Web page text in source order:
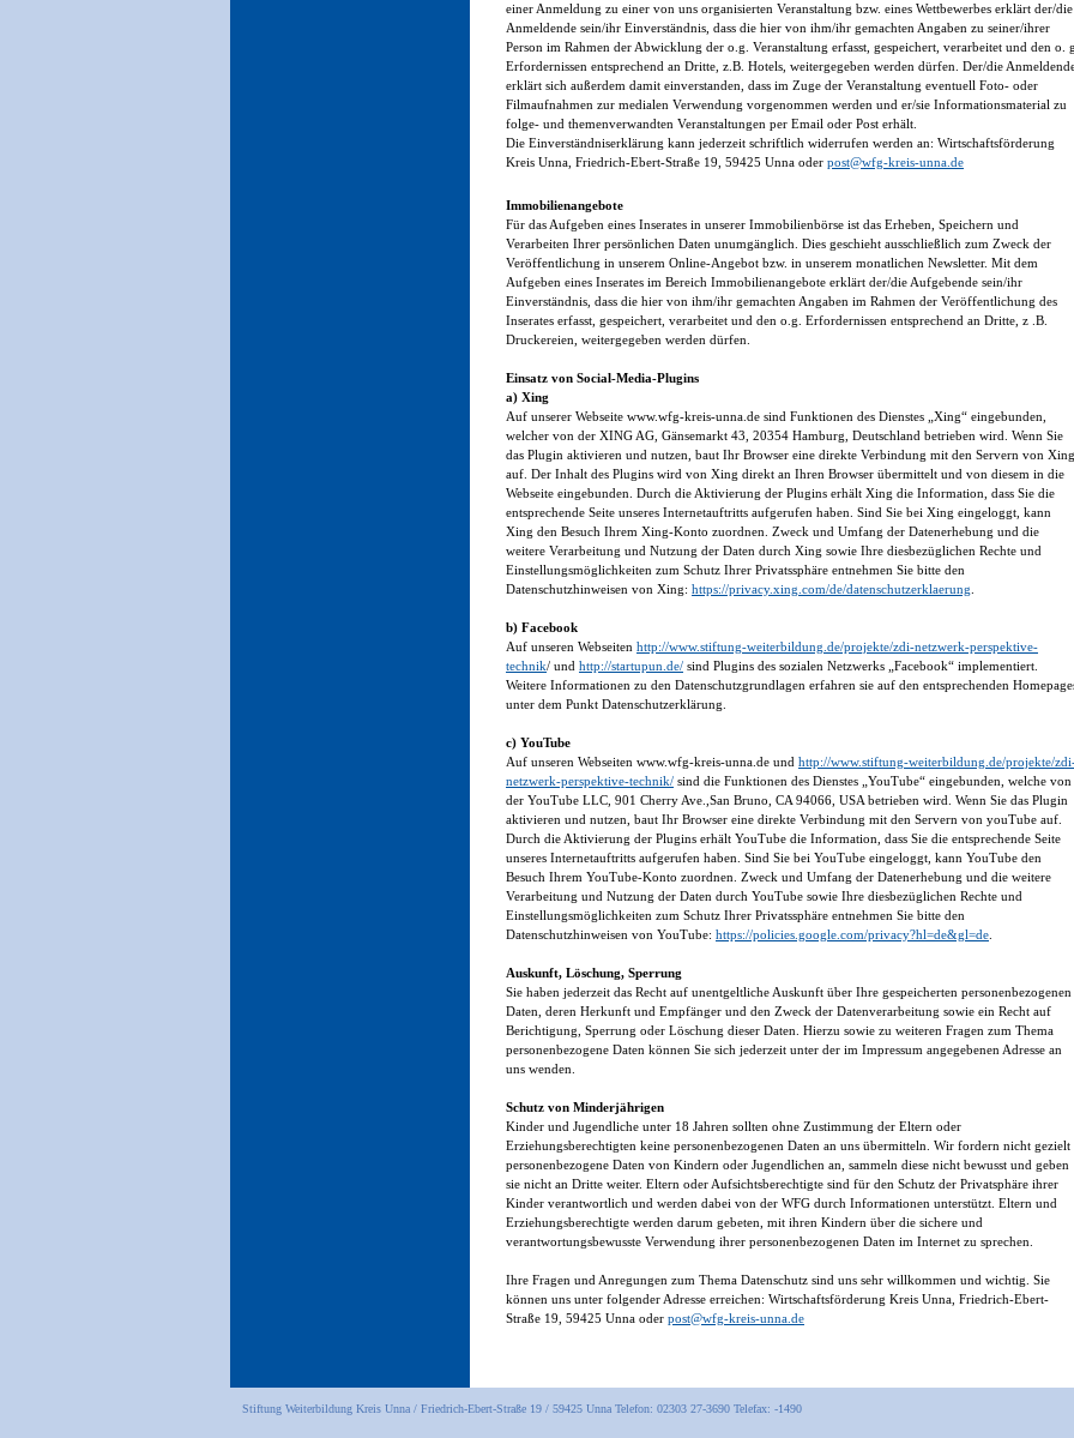
einer Anmeldung zu einer von uns organisierten Veranstaltung bzw. eines Wettbewerbes erklärt der/die
Anmeldende sein/ihr Einverständnis, dass die hier von ihm/ihr gemachten Angaben zu seiner/ihrer
Person im Rahmen der Abwicklung der o.g. Veranstaltung erfasst, gespeichert, verarbeitet und den o.
Erfordernissen entsprechend an Dritte, z.B. Hotels, weitergegeben werden dürfen. Der/die
erklärt sich außerdem damit einverstanden, dass im Zuge der Veranstaltung eventuell Foto- oder
Filmaufnahmen zur medialen Verwendung vorgenommen werden und er/sie Informationsmaterial zu
folge- und themenverwandten Veranstaltungen per Email oder Post erhält.
Die Einverständniserklärung kann jederzeit schriftlich widerrufen werden an: Wirtschaftsförderung
Kreis Unna, Friedrich-Ebert-Straße 19, 59425 Unna oder post@wfg-kreis-unna.de
Immobilienangebote
Für das Aufgeben eines Inserates in unserer Immobilienbörse ist das Erheben, Speichern und
Verarbeiten Ihrer persönlichen Daten unumgänglich. Dies geschieht ausschließlich zum Zweck der
Veröffentlichung in unserem Online-Angebot bzw. in unserem monatlichen Newsletter. Mit dem
Aufgeben eines Inserates im Bereich Immobilienangebote erklärt der/die Aufgebende sein/ihr
Einverständnis, dass die hier von ihm/ihr gemachten Angaben im Rahmen der Veröffentlichung des
Inserates erfasst, gespeichert, verarbeitet und den o.g. Erfordernissen entsprechend an Dritte, z .B.
Druckereien, weitergegeben werden dürfen.
Einsatz von Social-Media-Plugins
a) Xing
Auf unserer Webseite www.wfg-kreis-unna.de sind Funktionen des Dienstes „Xing“ eingebunden,
welcher von der XING AG, Gänsemarkt 43, 20354 Hamburg, Deutschland betrieben wird. Wenn Sie
das Plugin aktivieren und nutzen, baut Ihr Browser eine direkte Verbindung mit den Servern von Xing
auf. Der Inhalt des Plugins wird von Xing direkt an Ihren Browser übermittelt und von diesem in die
Webseite eingebunden. Durch die Aktivierung der Plugins erhält Xing die Information, dass Sie die
entsprechende Seite unseres Internetauftritts aufgerufen haben. Sind Sie bei Xing eingeloggt, kann
Xing den Besuch Ihrem Xing-Konto zuordnen. Zweck und Umfang der Datenerhebung und die
weitere Verarbeitung und Nutzung der Daten durch Xing sowie Ihre diesbezüglichen Rechte und
Einstellungsmöglichkeiten zum Schutz Ihrer Privatssphäre entnehmen Sie bitte den
Datenschutzhinweisen von Xing: https://privacy.xing.com/de/datenschutzerklaerung
b) Facebook
Auf unseren Webseiten http://www.stiftung-weiterbildung.de/projekte/zdi-netzwerk-perspektive-
technik/ und http://startupun.de/ sind Plugins des sozialen Netzwerks „Facebook“ implementiert.
Weitere Informationen zu den Datenschutzgrundlagen erfahren sie auf den entsprechenden
unter dem Punkt Datenschutzerklärung.
c) YouTube
Auf unseren Webseiten www.wfg-kreis-unna.de und http://www.stiftung-weiterbildung.de/projekte/
netzwerk-perspektive-technik/ sind die Funktionen des Dienstes „YouTube“ eingebunden, welche von
der YouTube LLC, 901 Cherry Ave.,San Bruno, CA 94066, USA betrieben wird. Wenn Sie das Plugin
aktivieren und nutzen, baut Ihr Browser eine direkte Verbindung mit den Servern von youTube auf.
Durch die Aktivierung der Plugins erhält YouTube die Information, dass Sie die entsprechende Seite
unseres Internetauftritts aufgerufen haben. Sind Sie bei YouTube eingeloggt, kann YouTube den
Besuch Ihrem YouTube-Konto zuordnen. Zweck und Umfang der Datenerhebung und die weitere
Verarbeitung und Nutzung der Daten durch YouTube sowie Ihre diesbezüglichen Rechte und
Einstellungsmöglichkeiten zum Schutz Ihrer Privatssphäre entnehmen Sie bitte den
Datenschutzhinweisen von YouTube: https://policies.google.com/privacy?hl=de&gl=de
Auskunft, Löschung, Sperrung
Sie haben jederzeit das Recht auf unentgeltliche Auskunft über Ihre gespeicherten personenbezogenen
Daten, deren Herkunft und Empfänger und den Zweck der Datenverarbeitung sowie ein Recht auf
Berichtigung, Sperrung oder Löschung dieser Daten. Hierzu sowie zu weiteren Fragen zum Thema
personenbezogene Daten können Sie sich jederzeit unter der im Impressum angegebenen Adresse an
uns wenden.
Schutz von Minderjährigen
Kinder und Jugendliche unter 18 Jahren sollten ohne Zustimmung der Eltern oder
Erziehungsberechtigten keine personenbezogenen Daten an uns übermitteln. Wir fordern nicht gezielt
personenbezogene Daten von Kindern oder Jugendlichen an, sammeln diese nicht bewusst und geben
sie nicht an Dritte weiter. Eltern oder Aufsichtsberechtigte sind für den Schutz der Privatsphäre ihrer
Kinder verantwortlich und werden dabei von der WFG durch Informationen unterstützt. Eltern und
Erziehungsberechtigte werden darum gebeten, mit ihren Kindern über die sichere und
verantwortungsbewusste Verwendung ihrer personenbezogenen Daten im Internet zu sprechen.
Ihre Fragen und Anregungen zum Thema Datenschutz sind uns sehr willkommen und wichtig. Sie
können uns unter folgender Adresse erreichen: Wirtschaftsförderung Kreis Unna, Friedrich-Ebert-
Straße 19, 59425 Unna oder post@wfg-kreis-unna.de
Stiftung Weiterbildung Kreis Unna / Friedrich-Ebert-Straße 19 / 59425 Unna Telefon: 02303 27-3690 Telefax: -1490